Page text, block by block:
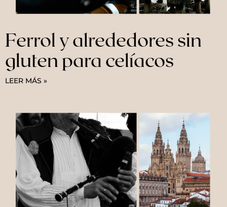
Ferrol y alrededores sin
gluten para celíacos
LEER MÁS »